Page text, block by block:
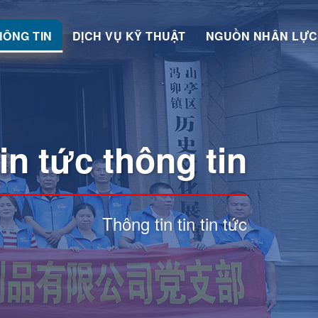
TIN DỊCH VỤ KỸ THUẬT NGUỒN NHÂN LỰC
tức thông tin
Thông tin tin tin tức